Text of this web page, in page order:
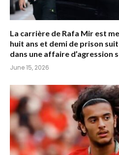
La carrière de Rafa Mir est
huit ans et demi de prison
dans une affaire d’agression
June 15, 2026